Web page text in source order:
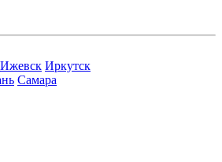
Ижевск Иркутск
Самара